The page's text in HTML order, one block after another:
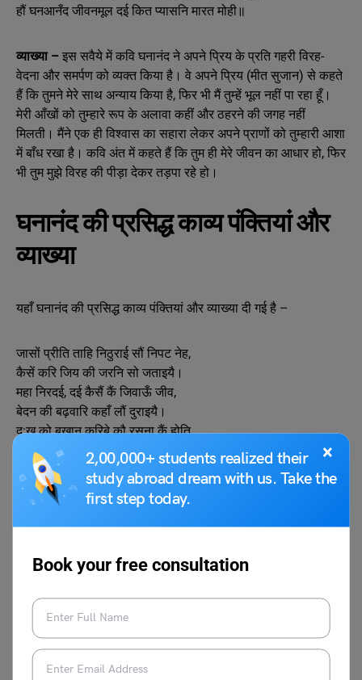
×
2,00,000+ students realized their
study abroad dream with us. Take the
first step today.
Book your free consultation
हौं घनआनँद जीवनमूल दई कित प्यासनि मारत मोही॥
व्याख्या – इस सवैये में कवि घनानंद ने अपने प्रिय के प्रति गहरी विरह-
वेदना और समर्पण को व्यक्त किया है। वे अपने प्रिय (मीत सुजान) से कहते
हैं कि तुमने मेरे साथ अन्याय किया है, फिर भी मैं तुम्हें भूल नहीं पा रहा हूँ।
मेरी आँखों को तुम्हारे रूप के अलावा कहीं और ठहरने की जगह नहीं
मिलती। मैंने एक ही विश्वास का सहारा लेकर अपने प्राणों को तुम्हारी आशा
में बाँध रखा है। कवि अंत में कहते हैं कि तुम ही मेरे जीवन का आधार हो, फिर
भी तुम मुझे विरह की पीड़ा देकर तड़पा रहे हो।
घनानंद की प्रसिद्ध काव्य पंक्तियां और
व्याख्या
यहाँ घनानंद की प्रसिद्ध काव्य पंक्तियां और व्याख्या दी गई है –
जासों प्रीति ताहि निठुराई सौं निपट नेह,
कैसें करि जिय की जरनि सो जताइयै।
महा निरदई, दई कैसैं कैं जिवाऊँ जीव,
बेदन की बढ़वारि कहाँ लौं दुराइयै।
दु:ख को बखान करिबे कौ रसना कैं होति,
ऐपै कहूँ बाको मग्व्र देखन न पाइयै।
रैन-दिन चैन को न लेस कहू पैयै, भाग,
आपने ही ऐसे, दोष काहि धौं लगाइयै॥
तीव्रता को व्यक्त किया है। कवि कहता है कि जिस प्रिय से सच्चा प्रेम
किया, वही अत्यंत निष्ठुर होकर व्यवहार कर रहा है, जिससे हृदय में जलन
रहा और न ही किसी को अपने दुख का साक्षी बना सकता है। दिन-रात उसे
चैन नहीं मिलता और वह स्वयं को ही इस स्थिति के लिए दोषी मानता है।
यहाँ कवि ने एकतरफा प्रेम और विरह की गहरी मानसिक अवस्था को
मार्मिक रूप में प्रस्तुत किया है।